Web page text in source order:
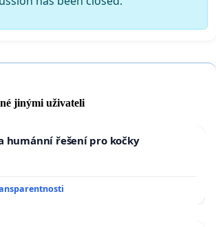
jinými uživateli
humánní řešení pro kočky